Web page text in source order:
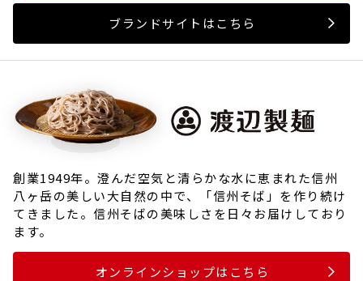
ブランドサイトはこちら
創業1949年。澄んだ空気と清らかな水に恵まれた信州
八ヶ岳の美しい大自然の中で、「信州そば」を作り続け
てきました。信州そばの美味しさを日々お届けしており
ます。
オンラインショップはこちら